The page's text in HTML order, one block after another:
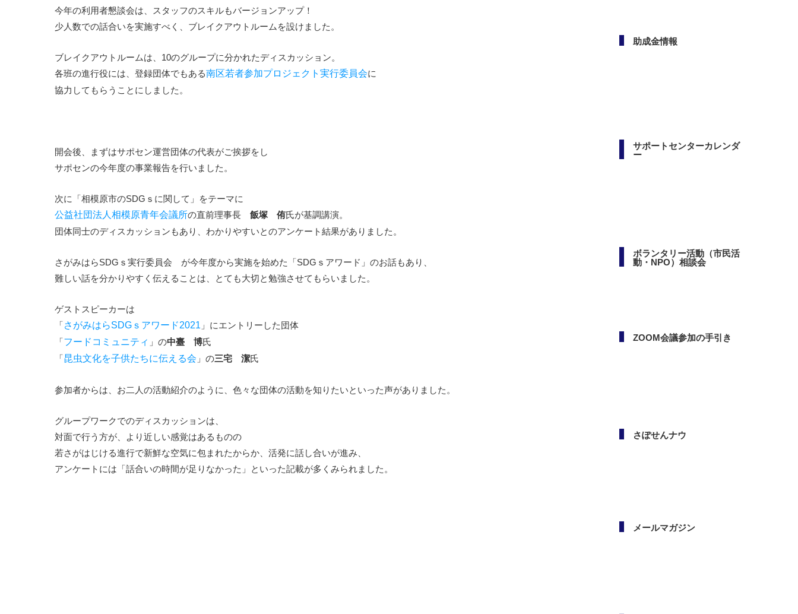
今年の利用者懇談会は、スタッフのスキルもバージョンアップ！
少人数での話合いを実施すべく、ブレイクアウトルームを設けました。
ブレイクアウトルームは、10のグループに分かれたディスカッション。
各班の進行役には、登録団体でもある南区若者参加プロジェクト実行委員会に
協力してもらうことにしました。
開会後、まずはサポセン運営団体の代表がご挨拶をし
サポセンの今年度の事業報告を行いました。
次に「相模原市のSDGｓに関して」をテーマに
公益社団法人相模原青年会議所
の直前理事長飯塚 侑氏が基調講演。
団体同士のディスカッションもあり、わかりやすいとのアンケート結果がありました。
さがみはらSDGｓ実行委員会 が今年度から実施を始めた「SDGｓアワード」のお話もあり、
難しい話を分かりやすく伝えることは、とても大切と勉強させてもらいました。
ゲストスピーカーは
「さがみはらSDGｓアワード2021
」にエントリーした団体
「フードコミュニティ 」の中臺 博氏
「昆虫文化を子供たちに伝える会 」の三宅 潔氏
参加者からは、お二人の活動紹介のように、色々な団体の活動を知りたいといった声がありました。
グループワークでのディスカッションは、
対面で行う方が、より近しい感覚はあるものの
若さがはじける進行で新鮮な空気に包まれたからか、活発に話し合いが進み、
アンケートには「話合いの時間が足りなかった」といった記載が多くみられました。
助成金情報
サポートセンターカレンダ
ー
ボランタリー活動（市民活
動・NPO）相談会
ZOOM会議参加の手引き
さぽせんナウ
メールマガジン